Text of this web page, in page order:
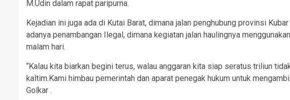
M.Udin dalam rapat paripurna.
Kejadian ini juga ada di Kutai Barat, dimana jalan penghubung provinsi
adanya penambangan Ilegal, dimana kegiatan jalan haulingnya
malam hari.
“Kalau kita biarkan begini terus, walau anggaran kita siap seratus triliun
kaltim.Kami himbau pemerintah dan aparat penegak hukum untuk
Golkar .